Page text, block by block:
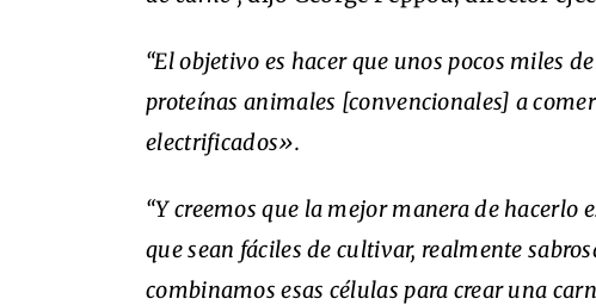
“El objetivo es hacer que unos pocos miles
proteínas animales [convencionales] a
electrificados».
“Y creemos que la mejor manera de hacerlo
que sean fáciles de cultivar, realmente
combinamos esas células para crear una